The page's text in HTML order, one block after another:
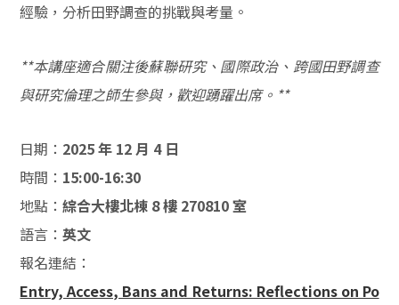
經驗，分析田野調查的挑戰與考量。
**本講座適合關注後蘇聯研究、國際政治、跨國田野調查
與研究倫理之師生參與，歡迎踴躍出席。**
日期： 2025 年 12 月 4 日
時間： 15:00-16:30
地點：綜合大樓北棟 8 樓 270810 室
語言：英文
報名連結：
Entry, Access, Bans and Returns: Reflections on Po